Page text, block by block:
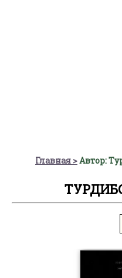
Главная Автор: